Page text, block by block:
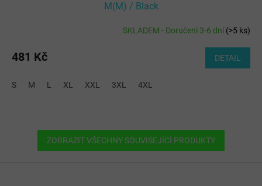
M(M) / Black
SKLADEM - Doručení 3-6 dní(>5 ks)
481 Kč DETAIL
S M L XL XXL 3XL 4XL
ZOBRAZIT VŠECHNY SOUVISEJÍCÍ PRODUKTY